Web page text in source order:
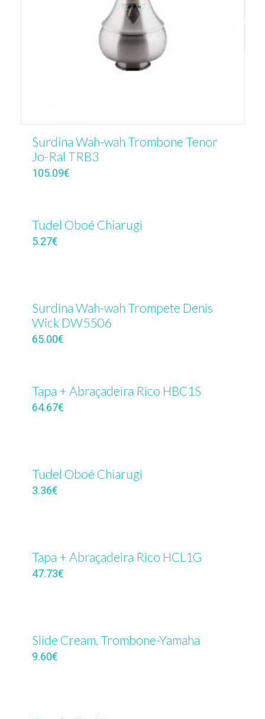
Surdina Wah-wah Trombone Tenor
Jo-Ral TRB3
105.09€
Tudel Oboé Chiarugi
5.27€
Surdina Wah-wah Trompete Denis
Wick DW5506
65.00€
Tapa + Abraçadeira Rico HBC1S
64.67€
Tudel Oboé Chiarugi
3.36€
Tapa + Abraçadeira Rico HCL1G
47.73€
Slide Cream, Trombone-Yamaha
9.60€